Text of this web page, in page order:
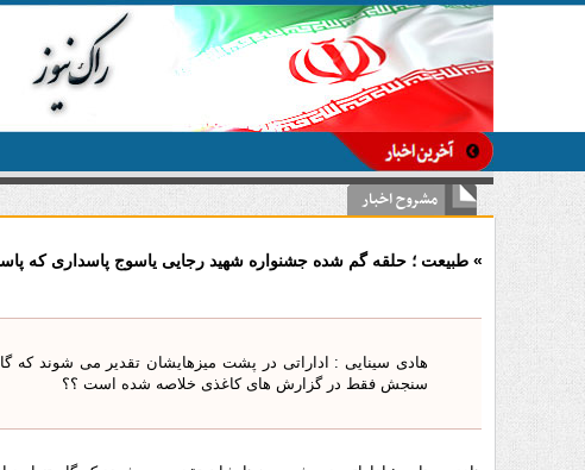
-
مشروح اخبار
» طبیعت ؛ حلقه گم شده جشنواره شهید رجایی یاسوج پاسداری که
هادی سینایی : اداراتی در پشت میزهایشان تقدیر می شوند که
سنجش فقط در گزارش های کاغذی خلاصه شده است ؟؟